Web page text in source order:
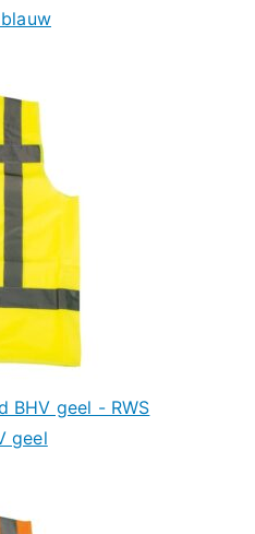
BHV geel - RWS
geel